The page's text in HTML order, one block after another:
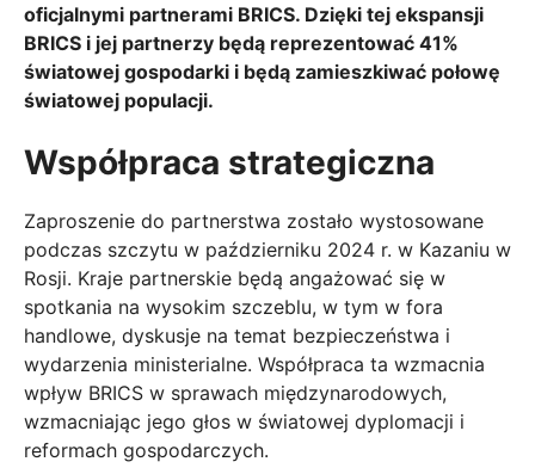
oficjalnymi partnerami BRICS. Dzięki tej ekspansji
BRICS i jej partnerzy będą reprezentować 41%
światowej gospodarki i będą zamieszkiwać połowę
światowej populacji.
Współpraca strategiczna
Zaproszenie do partnerstwa zostało wystosowane
podczas szczytu w październiku 2024 r. w Kazaniu w
Rosji. Kraje partnerskie będą angażować się w
spotkania na wysokim szczeblu, w tym w fora
handlowe, dyskusje na temat bezpieczeństwa i
wydarzenia ministerialne. Współpraca ta wzmacnia
wpływ BRICS w sprawach międzynarodowych,
wzmacniając jego głos w światowej dyplomacji i
reformach gospodarczych.